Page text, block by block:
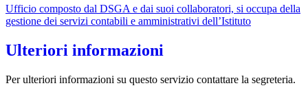
Ufficio composto dal DSGA e dai suoi collaboratori, si occupa della
gestione dei servizi contabili e amministrativi dell’Istituto
Ulteriori informazioni
Per ulteriori informazioni su questo servizio contattare la segreteria.